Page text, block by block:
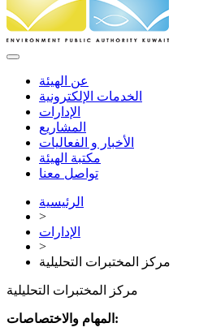
عن الهيئة
الخدمات الإلكترونية
الإدارات
المشاريع
الأخبار و الفعاليات
مكتبة الهيئة
تواصل معنا
الرئيسية
>
الإدارات
>
مركز المختبرات التحليلية
مركز المختبرات التحليلية
المهام والاختصاصات: